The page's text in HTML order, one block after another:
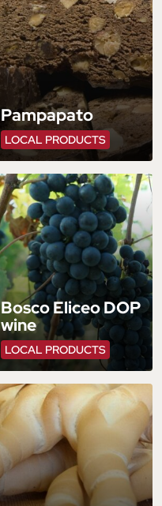
LOCAL PRODUCTS
Pampapato
LOCAL PRODUCTS
Bosco Eliceo DOP
wine